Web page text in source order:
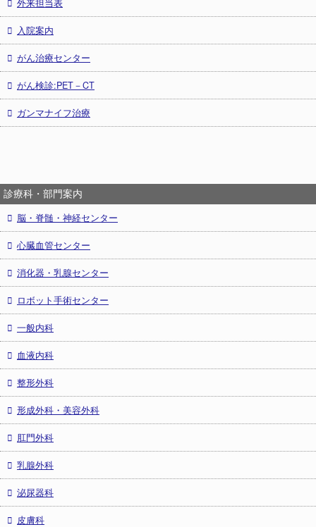
入院案内
がん治療センター
がん検診:PET－CT
ガンマナイフ治療
診療科・部門案内
脳・脊髄・神経センター
心臓血管センター
消化器・乳腺センター
ロボット手術センター
一般内科
血液内科
整形外科
形成外科・美容外科
肛門外科
乳腺外科
泌尿器科
皮膚科